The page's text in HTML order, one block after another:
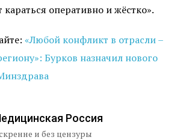
караться оперативно и жёстко».
«Любой конфликт в отрасли –
Бурков назначил нового
Россия
и без цензуры